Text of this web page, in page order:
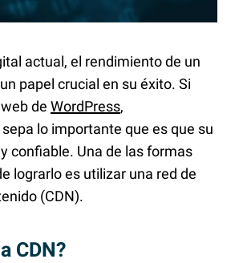
actual, el rendimiento de un
papel crucial en su éxito. Si
de WordPress,
lo importante que es que su
confiable. Una de las formas
lograrlo es utilizar una red de
(CDN).
CDN?